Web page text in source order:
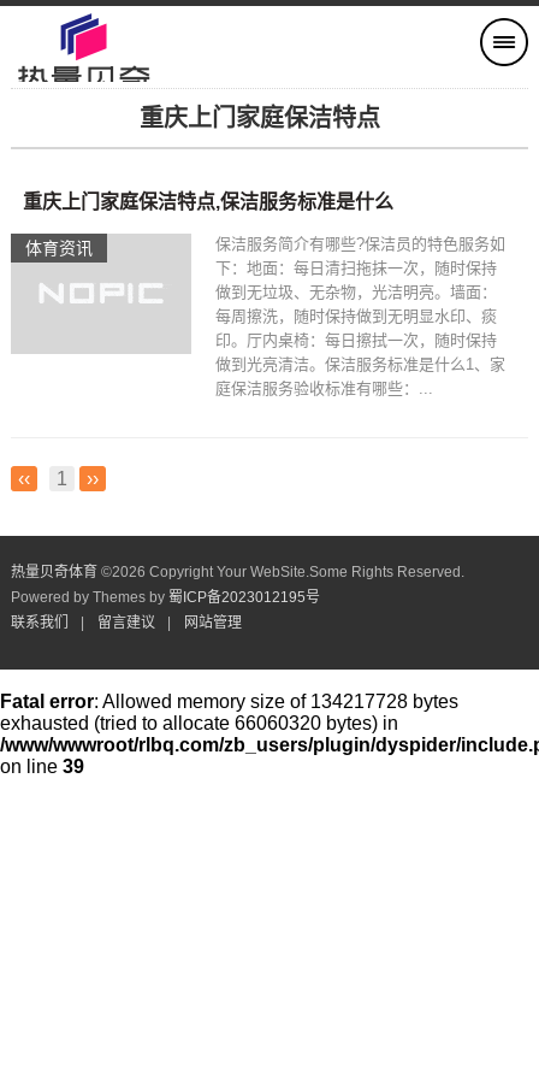
重庆上门家庭保洁特点
体育资讯
重庆上门家庭保洁特点,保洁服务标准是什么
保洁服务简介有哪些?保洁员的特色服务如
下：地面：每日清扫拖抹一次，随时保持
做到无垃圾、无杂物，光洁明亮。墙面：
每周擦洗，随时保持做到无明显水印、痰
印。厅内桌椅：每日擦拭一次，随时保持
做到光亮清洁。保洁服务标准是什么1、家
庭保洁服务验收标准有哪些：...
‹‹ 1 ››
热量贝奇体育 ©2026 Copyright Your WebSite.Some Rights Reserved.
Powered by Themes by 蜀ICP备2023012195号
联系我们
留言建议 网站管理
Fatal error: Allowed memory size of 134217728 bytes
exhausted (tried to allocate 66060320 bytes) in
/www/wwwroot/rlbq.com/zb_users/plugin/dyspider/
on line 39